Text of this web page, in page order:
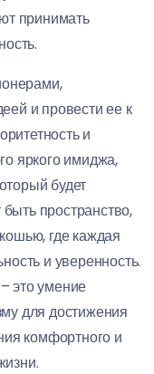
принимать
и провести ее к
и
яркого имиджа,
будет
пространство,
где каждая
и уверенность.
это умение
для достижения
комфортного и